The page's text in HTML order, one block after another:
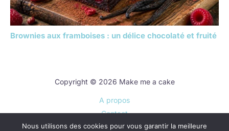
Brownies aux framboises : un délice chocolaté et fruité
Copyright © 2026 Make me a cake
A propos
Contact
Plan du site
Nous utilisons des cookies pour vous garantir la meilleure